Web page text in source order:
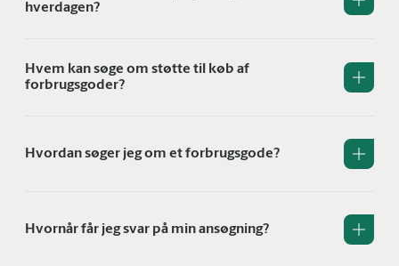
hverdagen?
Hvem kan søge om støtte til køb af
forbrugsgoder?
Hvordan søger jeg om et forbrugsgode?
Hvornår får jeg svar på min ansøgning?